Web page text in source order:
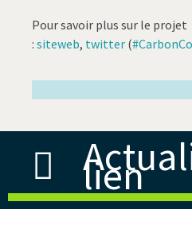
Pour savoir plus sur le projet
: siteweb, twitter (
lien